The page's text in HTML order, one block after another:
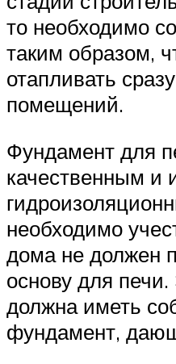
то необходимо
таким образом,
отапливать
помещений.
Фундамент для
качественным и
необходимо
дома не должен
основу для печи.
должна иметь
фундамент,